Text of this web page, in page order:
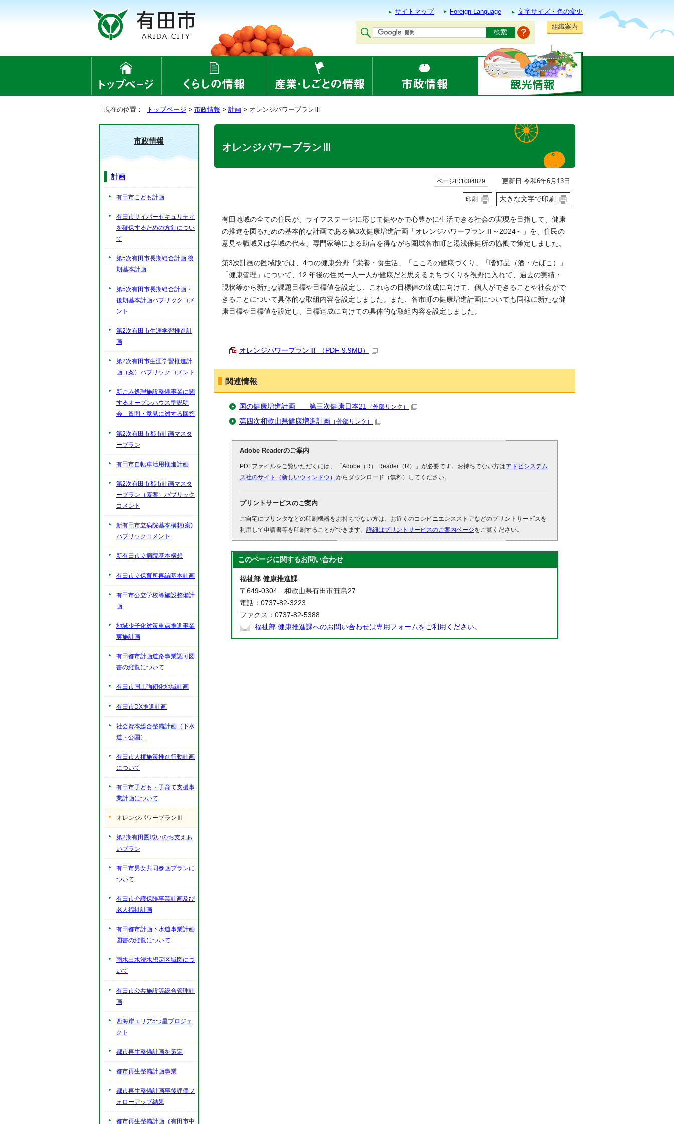
サイトマップ Foreign Language
文字サイズ・色の変更
組織案内
現在の位置： トップページ > 市政情報 > 計画 > オレンジパワープランⅢ
オレンジパワープランⅢ
ページID1004829 更新日 令和6年6月13日
印刷 大きな文字で印刷
有田地域の全ての住民が、ライフステージに応じて健やかで心豊かに生活できる社会の実現を目指して、健康
の推進を図るための基本的な計画である第3次健康増進計画「オレンジパワープランⅢ～2024～」を、住民の
意見や職域又は学域の代表、専門家等による助言を得ながら圏域各市町と湯浅保健所の協働で策定しました。
第3次計画の圏域版では、4つの健康分野「栄養・食生活」「こころの健康づくり」「嗜好品（酒・たばこ）」
「健康管理」について、12 年後の住民一人一人が健康だと思えるまちづくりを視野に入れて、過去の実績・
現状等から新たな課題目標や目標値を設定し、これらの目標値の達成に向けて、個人ができることや社会がで
きることについて具体的な取組内容を設定しました。また、各市町の健康増進計画についても同様に新たな健
康目標や目標値を設定し、目標達成に向けての具体的な取組内容を設定しました。
オレンジパワープランⅢ （PDF 9.9MB）
関連情報
国の健康増進計画 第三次健康日本21 （外部リンク）
第四次和歌山県健康増進計画 （外部リンク）
Adobe Readerのご案内
PDFファイルをご覧いただくには、「Adobe（R） Reader（R）」が必要です。お持ちでない方はアドビシステム
ズ社のサイト（新しいウィンドウ） からダウンロード（無料）してください。
プリントサービスのご案内
ご自宅にプリンタなどの印刷機器をお持ちでない方は、お近くのコンビニエンスストアなどのプリントサービスを
利用して申請書等を印刷することができます。 詳細はプリントサービスのご案内ページをご覧ください。
このページに関するお問い合わせ
福祉部 健康推進課
〒649-0304 和歌山県有田市箕島27
電話：0737-82-3223
ファクス：0737-82-5388
福祉部 健康推進課へのお問い合わせは専用フォームをご利用ください。
市政情報
計画
有田市こども計画
有田市サイバーセキュリティ
を確保するための方針につい
て
第5次有田市長期総合計画 後
期基本計画
第5次有田市長期総合計画・
後期基本計画パブリックコメ
ント
第2次有田市生涯学習推進計
画
第2次有田市生涯学習推進計
画（案）パブリックコメント
新ごみ処理施設整備事業に関
するオープンハウス型説明
会 質問・意見に対する回答
第2次有田市都市計画マスタ
ープラン
有田市自転車活用推進計画
第2次有田市都市計画マスタ
ープラン（素案）パブリック
コメント
新有田市立病院基本構想(案)
パブリックコメント
新有田市立病院基本構想
有田市立保育所再編基本計画
有田市公立学校等施設整備計
画
地域少子化対策重点推進事業
実施計画
有田都市計画道路事業認可図
書の縦覧について
有田市国土強靭化地域計画
有田市DX推進計画
社会資本総合整備計画（下水
道・公園）
有田市人権施策推進行動計画
について
有田市子ども・子育て支援事
業計画について
オレンジパワープランⅢ
第2期有田圏域いのち支えあ
いプラン
有田市男女共同参画プランに
ついて
有田市介護保険事業計画及び
老人福祉計画
有田都市計画下水道事業計画
図書の縦覧について
雨水出水浸水想定区域図につ
いて
有田市公共施設等総合管理計
画
西海岸エリア5つ星プロジェ
クト
都市再生整備計画を策定
都市再生整備計画事業
都市再生整備計画事後評価フ
ォローアップ結果
都市再生整備計画（有田市中